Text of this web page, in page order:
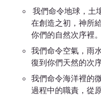
我們命令地球，土
在創造之初，神所
你們的自然次序裡。
我們命令空氣，雨
復到你們天然的次序
我們命令海洋裡的
過程中的職責，從